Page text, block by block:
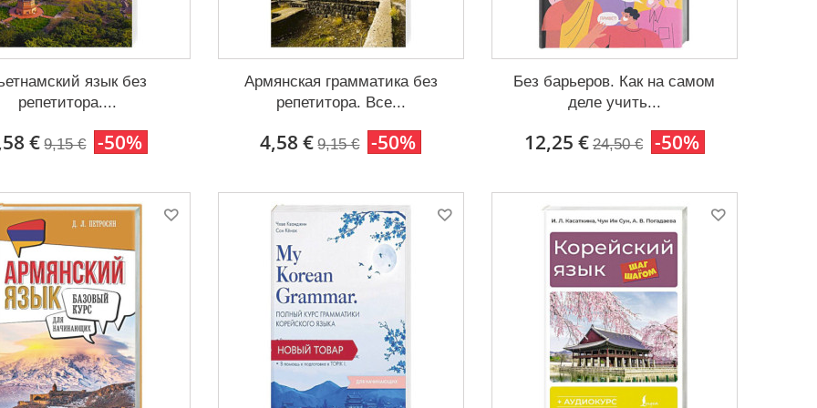
язык без
репетитора....
€ 9,15 € -50%
Армянская грамматика без
репетитора. Все...
4,58 € 9,15 € -50%
Без барьеров. Как на самом
деле учить...
12,25 € 24,50 € -50%